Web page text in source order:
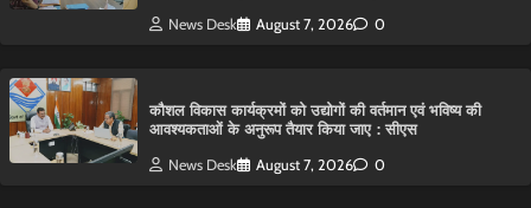
News Desk August 7, 2026 0
कौशल विकास कार्यक्रमों को उद्योगों की वर्तमान एवं भविष्य की
आवश्यकताओं के अनुरूप तैयार किया जाए : सीएस
News Desk August 7, 2026 0